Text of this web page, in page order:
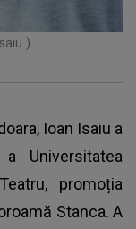
)
Ioan Isaiu a
Universitatea
promoția
Stanca. A